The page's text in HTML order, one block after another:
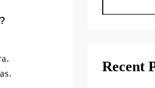
Recent